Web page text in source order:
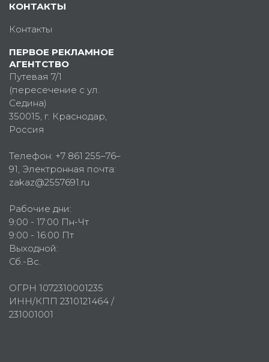
КОНТАКТЫ
Контакты
ПЕРВОЕ РЕКЛАМНОЕ
АГЕНТСТВО
Путевая 7/1
(пересечение с ул.
Седина)
350015, г. Краснодар,
Россия
Телефон: +7 861 255–76–
91, Электронная почта:
zakaz@2557691.ru
Рабочие дни:
9:00 - 17:00 Пн-Чт
9:00 - 16:00 Пт
Выходной:
Сб.-Вс.
ОГРН 1072310001235
ИНН/КПП 2310121464 /
231001001